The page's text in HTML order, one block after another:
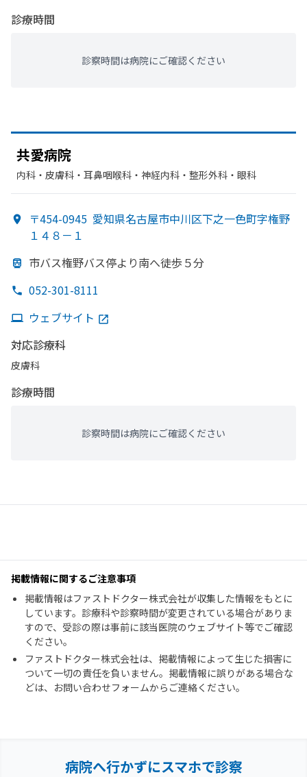
診療時間
診察時間は病院にご確認ください
共愛病院
内科・​皮膚科・​耳鼻咽喉科・​神経内科・​整形外科・​眼科
〒454-0945 愛知県名古屋市中川区下之一色町字権野
１４８－１
市バス権野バス停より南へ徒歩５分
052-301-8111
ウェブサイト
対応診療科
皮膚科
診療時間
診察時間は病院にご確認ください
掲載情報に関するご注意事項
掲載情報はファストドクター株式会社が収集した情報をもとに
しています。診療科や診察時間が変更されている場合がありま
すので、受診の際は事前に該当医院のウェブサイト等でご確認
ください。
ファストドクター株式会社は、掲載情報によって生じた損害に
ついて一切の責任を負いません。掲載情報に誤りがある場合な
どは、お問い合わせフォームからご連絡ください。
病院へ行かずにスマホで診察